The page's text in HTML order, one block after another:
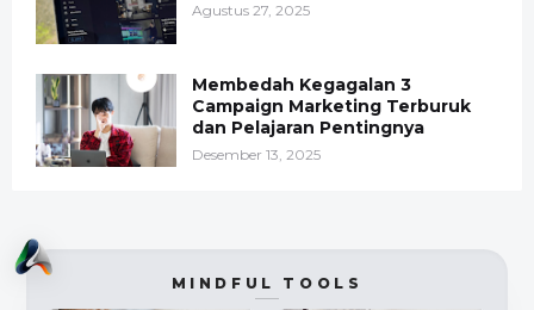
Agustus 27, 2025
Membedah Kegagalan 3
Campaign Marketing Terburuk
dan Pelajaran Pentingnya
Desember 13, 2025
MINDFUL TOOLS